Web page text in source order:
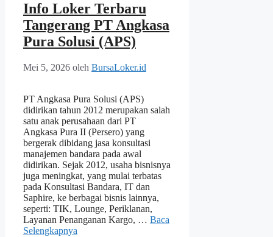
Info Loker Terbaru
Tangerang PT Angkasa
Pura Solusi (APS)
Mei 5, 2026 oleh BursaLoker.id
PT Angkasa Pura Solusi (APS)
didirikan tahun 2012 merupakan salah
satu anak perusahaan dari PT
Angkasa Pura II (Persero) yang
bergerak dibidang jasa konsultasi
manajemen bandara pada awal
didirikan. Sejak 2012, usaha bisnisnya
juga meningkat, yang mulai terbatas
pada Konsultasi Bandara, IT dan
Saphire, ke berbagai bisnis lainnya,
seperti: TIK, Lounge, Periklanan,
Layanan Penanganan Kargo, … Baca
Selengkapnya